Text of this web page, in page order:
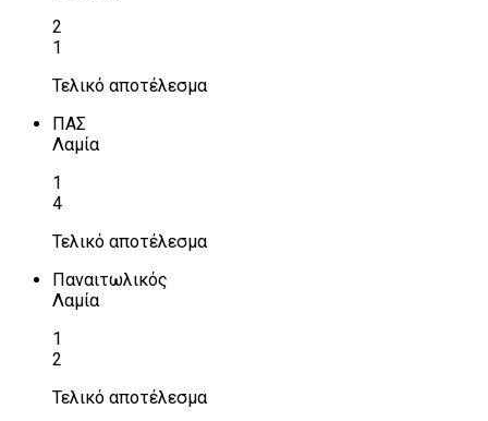
2
1
Τελικό αποτέλεσμα
ΠΑΣ
Λαμία
1
4
Τελικό αποτέλεσμα
Παναιτωλικός
Λαμία
1
2
Τελικό αποτέλεσμα